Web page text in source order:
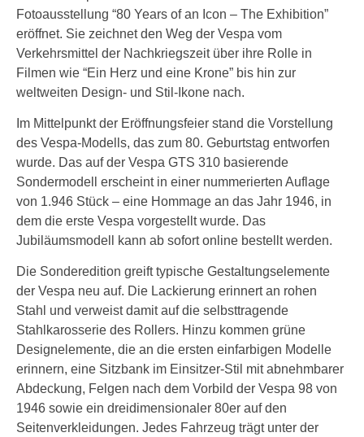
Fotoausstellung “80 Years of an Icon – The Exhibition”
eröffnet. Sie zeichnet den Weg der Vespa vom
Verkehrsmittel der Nachkriegszeit über ihre Rolle in
Filmen wie “Ein Herz und eine Krone” bis hin zur
weltweiten Design- und Stil-Ikone nach.
Im Mittelpunkt der Eröffnungsfeier stand die Vorstellung
des Vespa-Modells, das zum 80. Geburtstag entworfen
wurde. Das auf der Vespa GTS 310 basierende
Sondermodell erscheint in einer nummerierten Auflage
von 1.946 Stück – eine Hommage an das Jahr 1946, in
dem die erste Vespa vorgestellt wurde. Das
Jubiläumsmodell kann ab sofort online bestellt werden.
Die Sonderedition greift typische Gestaltungselemente
der Vespa neu auf. Die Lackierung erinnert an rohen
Stahl und verweist damit auf die selbsttragende
Stahlkarosserie des Rollers. Hinzu kommen grüne
Designelemente, die an die ersten einfarbigen Modelle
erinnern, eine Sitzbank im Einsitzer-Stil mit abnehmbarer
Abdeckung, Felgen nach dem Vorbild der Vespa 98 von
1946 sowie ein dreidimensionaler 80er auf den
Seitenverkleidungen. Jedes Fahrzeug trägt unter der